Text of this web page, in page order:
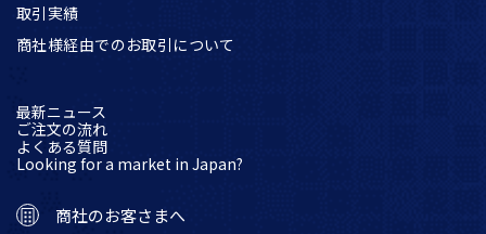
取引実績
商社様経由でのお取引について
最新ニュース
ご注文の流れ
よくある質問
Looking for a market in Japan?
商社のお客さまへ